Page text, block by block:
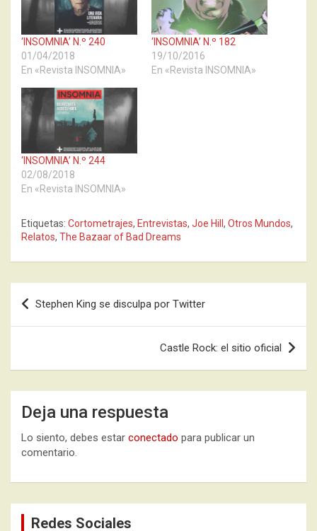
‘INSOMNIA’ N.º 240
01/04/2018
En «Revista INSOMNIA»
‘INSOMNIA’ N.º 182
19/10/2016
En «Revista INSOMNIA»
‘INSOMNIA’ N.º 244
02/08/2018
En «Revista INSOMNIA»
Etiquetas: Cortometrajes, Entrevistas, Joe Hill , Otros Mundos,
Relatos, The Bazaar of Bad Dreams
Navegación
de
Stephen King se disculpa por Twitter
Castle Rock: el sitio oficial
Deja una respuesta
Lo siento, debes estar conectado para publicar un
comentario.
Redes Sociales